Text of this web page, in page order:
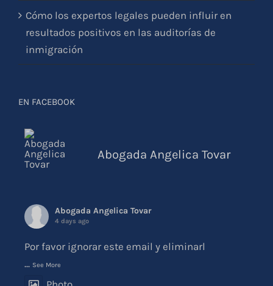
Cómo los expertos legales pueden influir en
resultados positivos en las auditorías de
inmigración
EN FACEBOOK
Abogada Angelica Tovar
Abogada Angelica Tovar
4 days ago
Por favor ignorar este email y eliminarl
... See More